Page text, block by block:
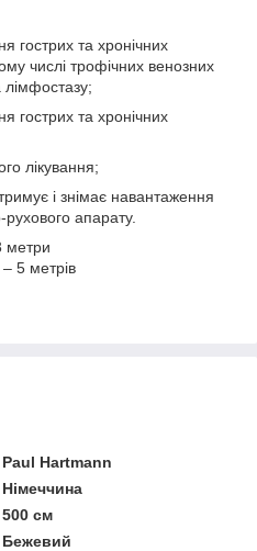
гострих та хронічних
числі трофічних венозних
лімфостазу;
гострих та хронічних
лікування;
і знімає навантаження
апарату.
метри
5 метрів
Paul Hartmann
Німеччина
500 см
Бежевий